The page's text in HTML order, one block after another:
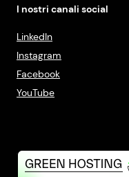
I nostri canali social
LinkedIn
Instagram
Facebook
YouTube